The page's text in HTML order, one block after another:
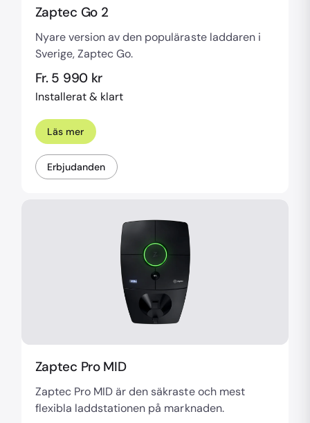
Zaptec Go 2
Nyare version av den populäraste laddaren i
Sverige, Zaptec Go.
Fr. 5 990 kr
Installerat & klart
Läs mer
Erbjudanden
Zaptec Pro MID
Zaptec Pro MID är den säkraste och mest
flexibla laddstationen på marknaden.